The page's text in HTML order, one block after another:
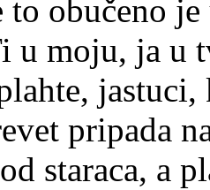
to obučeno
u moju, ja u
pripada
staraca, a